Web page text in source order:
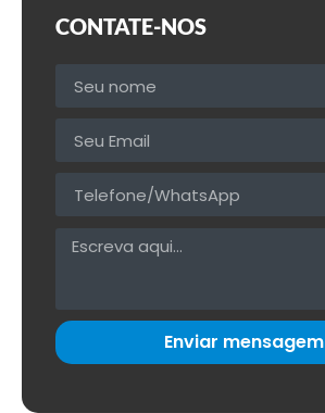
CONTATE-NOS
Enviar mensagem